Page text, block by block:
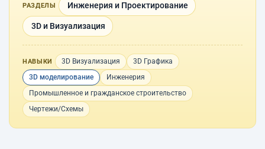
РАЗДЕЛЫ Инженерия и Проектирование
3D и Визуализация
НАВЫКИ 3D Визуализация
3D Графика
3D моделирование
Инженерия
Промышленное и гражданское строительство
Чертежи/Схемы